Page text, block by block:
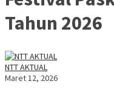
Tahun 2026
NTT AKTUAL
Maret 12, 2026